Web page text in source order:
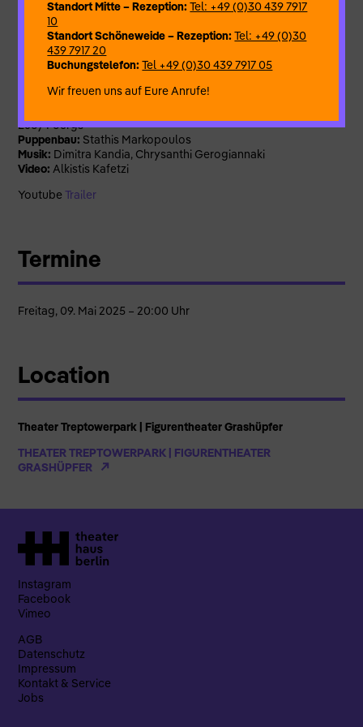
visuelles Theaterstück mit Elementen aus Puppenspiel,
zeitgenössischem Tanz und Balkan-Folkloremusik. Das
Ensemble bringt Themen und Praktiken von Weiblichkeit,
Ritual und kollektiver Erinnerung auf die Bühne.
Lucy Fourgs
Puppenbau: Stathis Markopoulos
Musik: Dimitra Kandia, Chrysanthi Gerogiannaki
Video: Alkistis Kafetzi
YoutubeTrailer
Termine
Freitag, 09. Mai 2025 – 20:00 Uhr
Location
Theater Treptowerpark | Figurentheater Grashüpfer
THEATER TREPTOWERPARK | FIGURENTHEATER
GRASHÜPFER
Standort Mitte – Rezeption:Tel: +49 (0)30 439 7917
10
Standort Schöneweide – Rezeption:Tel: +49 (0)30
439 7917 20
Buchungstelefon:Tel +49 (0)30 439 7917 05
Wir freuen uns auf Eure Anrufe!
Instagram
Facebook
Vimeo
AGB
Datenschutz
Impressum
Kontakt & Service
Jobs